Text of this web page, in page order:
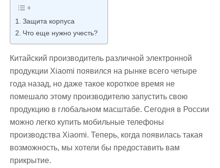
Защита корпуса
Что еще нужно учесть?
Китайский производитель различной электронной
продукции Xiaomi появился на рынке всего четыре
года назад, но даже такое короткое время не
помешало этому производителю запустить свою
продукцию в глобальном масштабе. Сегодня в России
можно легко купить мобильные телефоны
производства Xiaomi. Теперь, когда появилась такая
возможность, мы хотели бы предоставить вам
прикрытие.